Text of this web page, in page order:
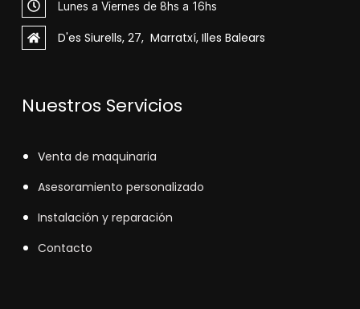
Lunes a Viernes de 8hs a 16hs
D'es Siurells, 27, Marratxí, Illes Balears
Nuestros Servicios
Venta de maquinaria
Asesoramiento personalizado
Instalación y reparación
Contacto